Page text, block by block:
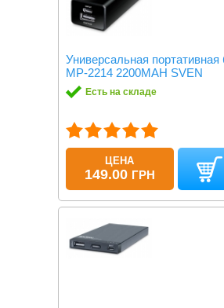
Универсальная портативная
MP-2214 2200MAH SVEN
Есть на складе
ЦЕНА
149.00 ГРН